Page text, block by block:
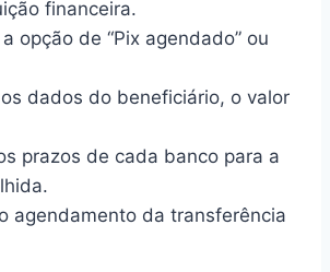
financeira.
opção de “Pix agendado” ou
dados do beneficiário, o valor
prazos de cada banco para a
agendamento da transferência